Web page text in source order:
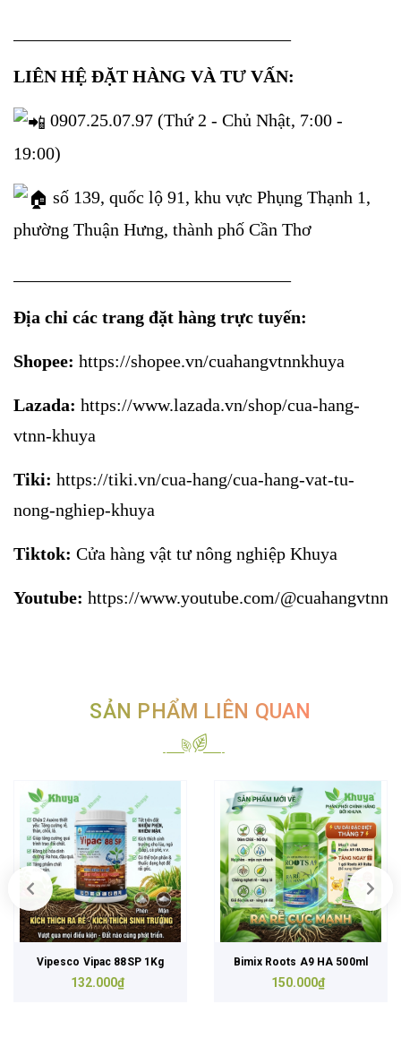
LIÊN HỆ ĐẶT HÀNG VÀ TƯ VẤN:
0907.25.07.97 (Thứ 2 - Chủ Nhật, 7:00 -
19:00)
số 139, quốc lộ 91, khu vực Phụng Thạnh 1,
phường Thuận Hưng, thành phố Cần Thơ
Địa chỉ các trang đặt hàng trực tuyến:
Shopee: https://shopee.vn/cuahangvtnnkhuya
Lazada: https://www.lazada.vn/shop/cua-hang-
vtnn-khuya
Tiki: https://tiki.vn/cua-hang/cua-hang-vat-tu-
nong-nghiep-khuya
Tiktok: Cửa hàng vật tư nông nghiệp Khuya
Youtube: https://www.youtube.com/
SẢN PHẨM LIÊN QUAN
Bimix Roots A9 HA 500ml
150.000₫
Bimix Super Roots Amin
500ml
90.000₫